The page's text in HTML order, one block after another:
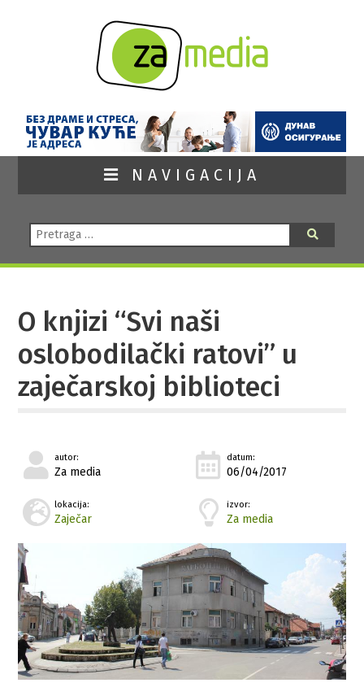
NAVIGACIJA
Pretraga:
O knjizi “Svi naši
oslobodilački ratovi” u
zaječarskoj biblioteci
autor:
Za media
datum:
06/04/2017
lokacija:
Zaječar
izvor:
Za media